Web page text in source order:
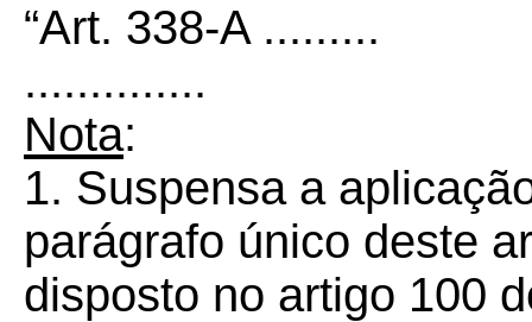
“Art. 338-A .........
..............
Nota:
1. Suspensa a
parágrafo único deste
disposto no artigo 100